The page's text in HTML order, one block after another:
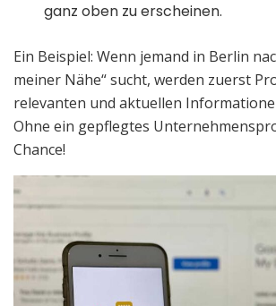
ganz oben zu erscheinen.
Ein Beispiel: Wenn jemand in Berlin
meiner Nähe“ sucht, werden zuerst
relevanten und aktuellen
Ohne ein gepflegtes
Chance!